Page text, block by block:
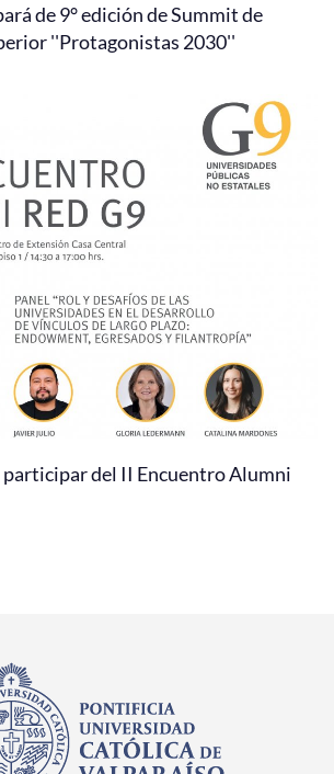
de 9° edición de Summit de
''Protagonistas 2030''
participar del II Encuentro Alumni